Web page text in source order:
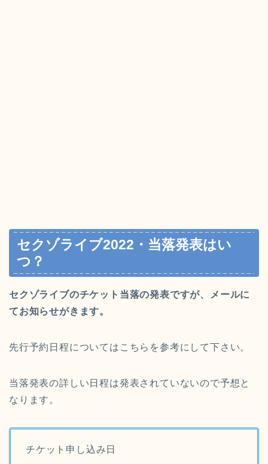
セクゾライブ2022・当落発表はい
つ？
セクゾライブのチケット当落の発表ですが、メールに
てお知らせがきます。
先行予約日程についてはこちらを参考にして下さい。
当落発表の詳しい日程は発表されていないので予想と
なります。
チケット申し込み日